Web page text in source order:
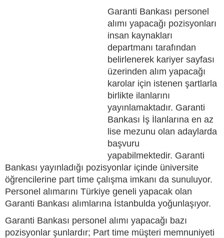
Garanti Bankası personel
alımı yapacağı pozisyonları
insan kaynakları
departmanı tarafından
belirlenerek kariyer sayfası
üzerinden alım yapacağı
karolar için istenen şartlarla
birlikte ilanlarını
yayınlamaktadır. Garanti
Bankası İş İlanlarına en az
lise mezunu olan adaylarda
başvuru
yapabilmektedir. Garanti
Bankası yayınladığı pozisyonlar içinde üniversite
öğrencilerine part time çalışma imkanı da sunuluyor.
Personel alımarını Türkiye geneli yapacak olan
Garanti Bankası alımlarına İstanbulda yoğunlaşıyor.
Garanti Bankası personel alımı yapacağı bazı
pozisyonlar şunlardır; Part time müşteri memnuniyeti